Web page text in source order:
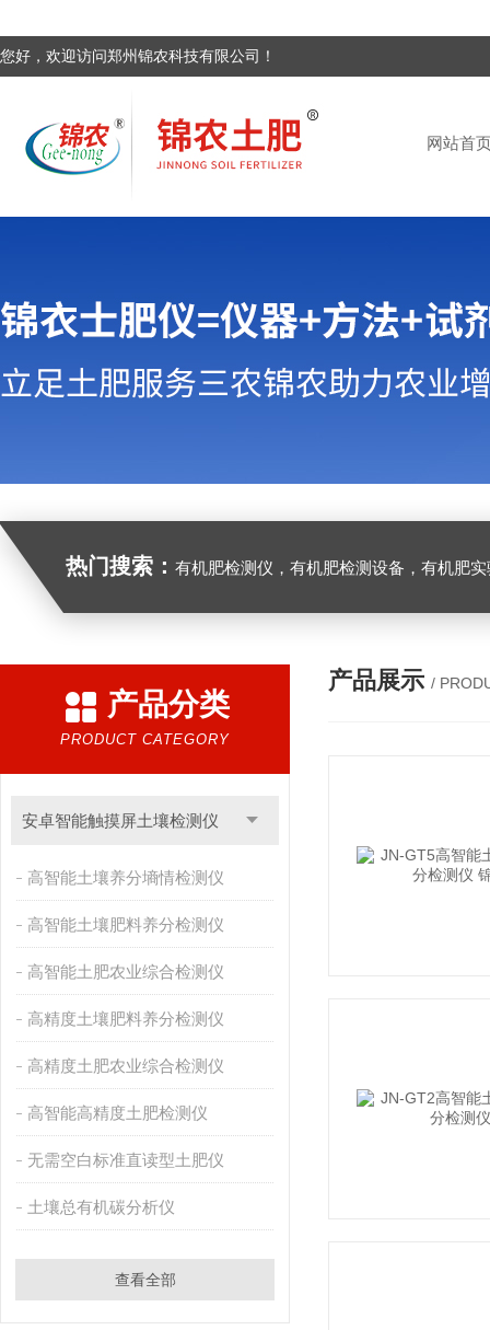
您好，欢迎访问郑州锦农科技有限公司！
网站首
热门搜索： 有机肥检测仪，有机肥检测设备，有机肥实验室设备，生物有
产品分类
PRODUCT CATEGORY
安卓智能触摸屏土壤检测仪
高智能土壤养分墒情检测仪
高智能土壤肥料养分检测仪
高智能土肥农业综合检测仪
高精度土壤肥料养分检测仪
高精度土肥农业综合检测仪
高智能高精度土肥检测仪
无需空白标准直读型土肥仪
土壤总有机碳分析仪
查看全部
产品展示 /